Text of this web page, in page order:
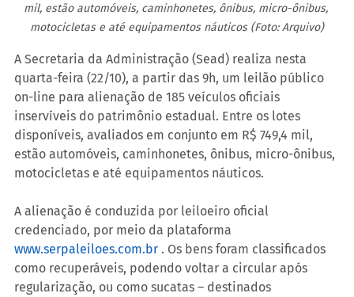
mil, estão automóveis, caminhonetes, ônibus, micro-ônibus,
motocicletas e até equipamentos náuticos (Foto: Arquivo)
A Secretaria da Administração (Sead) realiza nesta
quarta-feira (22/10), a partir das 9h, um leilão público
on-line para alienação de 185 veículos oficiais
inservíveis do patrimônio estadual. Entre os lotes
disponíveis, avaliados em conjunto em R$ 749,4 mil,
estão automóveis, caminhonetes, ônibus, micro-ônibus,
motocicletas e até equipamentos náuticos.
A alienação é conduzida por leiloeiro oficial
credenciado, por meio da plataforma
www.serpaleiloes.com.br . Os bens foram classificados
como recuperáveis, podendo voltar a circular após
regularização, ou como sucatas – destinados